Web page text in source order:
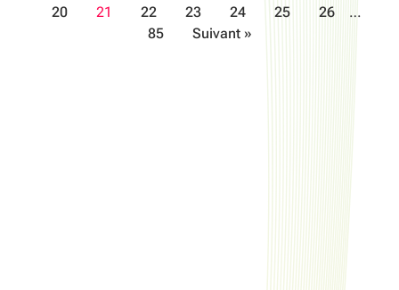
20
21 22 23 24 25 26
…
85
Suivant »